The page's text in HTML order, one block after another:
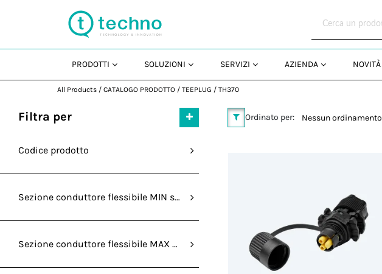
PRODOTTI SOLUZIONI SERVIZI AZIENDA NOVITÀ
All Products / CATALOGO PRODOTTO / TEEPLUG / TH370
Filtra per
Codice prodotto
Sezione conduttore flessibile MIN senza capocorda (mm²)
Sezione conduttore flessibile MAX senza capocorda (mm²)
Ordinato per: Nessun ordinamento